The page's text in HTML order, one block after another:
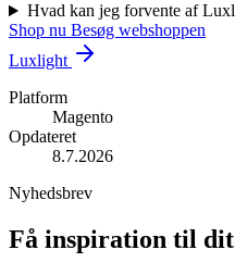
Hvad kan jeg forvente af
Shop nu Besøg webshoppen
Luxlight
Platform
Magento
Opdateret
8.7.2026
Nyhedsbrev
Få inspiration til